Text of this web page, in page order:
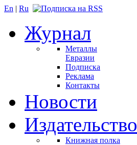
En | Ru
Журнал
Металлы
Евразии
Подписка
Реклама
Контакты
Новости
Издательство
Книжная полка